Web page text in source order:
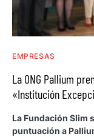
EMPRESAS
La ONG Pallium
«Institución
La Fundación Slim
puntuación a